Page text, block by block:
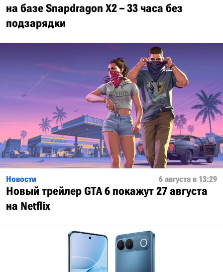
на базе Snapdragon X2 – 33 часа без
подзарядки
Новости 6 августа в 13:29
Новый трейлер GTA 6 покажут 27 августа
на Netflix